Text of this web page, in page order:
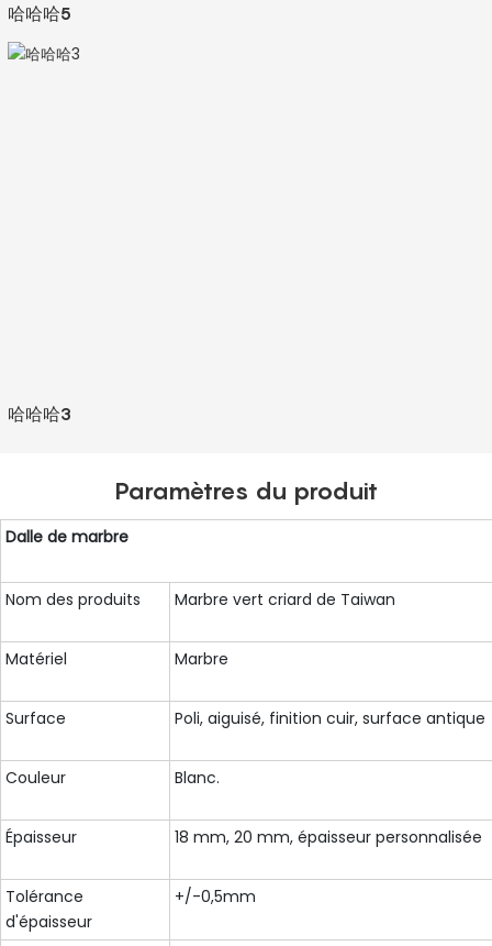
哈哈哈5
哈哈哈3
Paramètres du produit
Dalle de marbre
Nom des produits Marbre vert criard de Taiwan
Matériel Marbre
Surface Poli, aiguisé, finition cuir, surface antique
Couleur Blanc.
Épaisseur 18 mm, 20 mm, épaisseur personnalisée
Tolérance
d'épaisseur
+/-0,5mm